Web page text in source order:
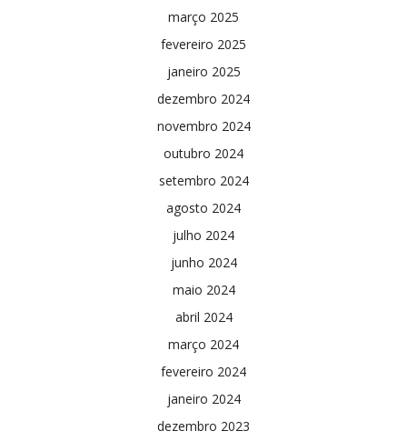
março 2025
fevereiro 2025
janeiro 2025
dezembro 2024
novembro 2024
outubro 2024
setembro 2024
agosto 2024
julho 2024
junho 2024
maio 2024
abril 2024
março 2024
fevereiro 2024
janeiro 2024
dezembro 2023